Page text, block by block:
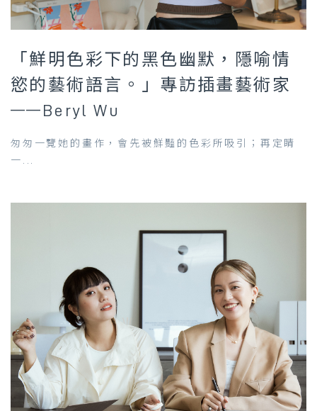
「鮮明色彩下的黑色幽默，隱喻情
慾的藝術語言。」專訪插畫藝術家
——Beryl Wu
匆匆一覽她的畫作，會先被鮮豔的色彩所吸引；再定睛
一...